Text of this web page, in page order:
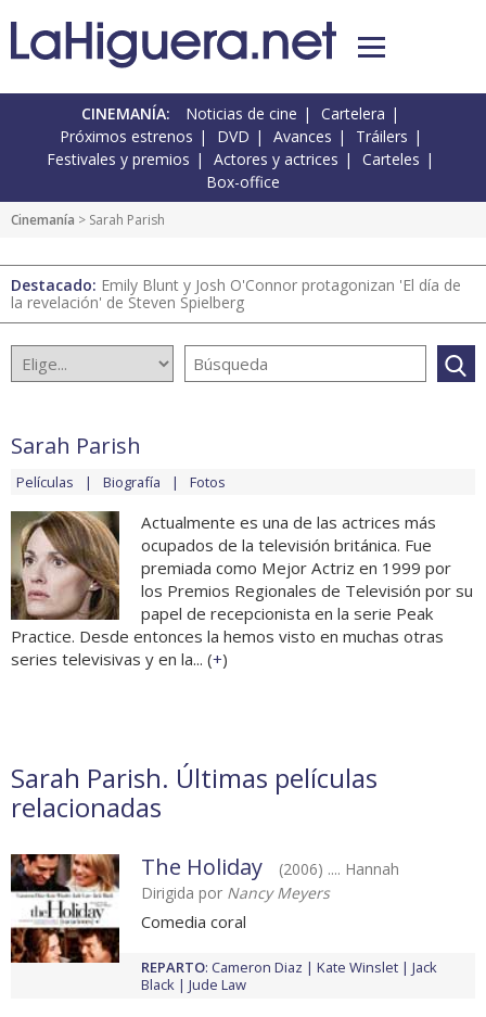
CINEMANÍA: Noticias de cine
Cartelera
Próximos estrenos
DVD Avances
Tráilers
Festivales y premios
Actores y actrices
Carteles
Box-office
Cinemanía > Sarah Parish
Destacado: Emily Blunt y Josh O'Connor protagonizan 'El día de
la revelación' de Steven Spielberg
Sarah Parish
Películas Biografía Fotos
Actualmente es una de las actrices más
ocupados de la televisión británica. Fue
premiada como Mejor Actriz en 1999 por
los Premios Regionales de Televisión por su
papel de recepcionista en la serie Peak
Practice. Desde entonces la hemos visto en muchas otras
series televisivas y en la... (+)
Sarah Parish. Últimas películas
relacionadas
The Holiday
(2006) .... Hannah
Dirigida por Nancy Meyers
Comedia coral
REPARTO: Cameron Diaz Kate Winslet
Jack
Black
Jude Law